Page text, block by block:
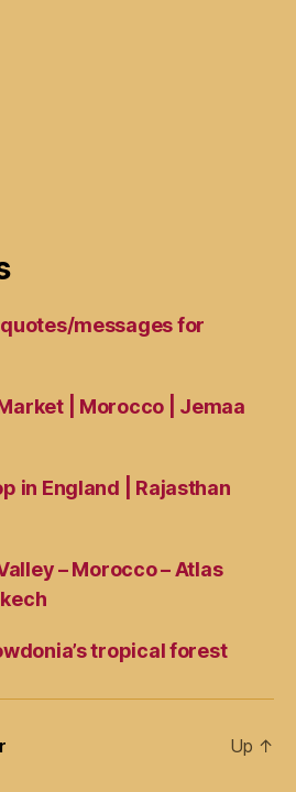
quotes/messages for
| Morocco | Jemaa
in England | Rajasthan
– Morocco – Atlas
tropical forest
Up ↑